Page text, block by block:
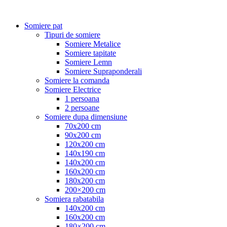
Somiere pat
Tipuri de somiere
Somiere Metalice
Somiere tapitate
Somiere Lemn
Somiere Supraponderali
Somiere la comanda
Somiere Electrice
1 persoana
2 persoane
Somiere dupa dimensiune
70x200 cm
90x200 cm
120x200 cm
140x190 cm
140x200 cm
160x200 cm
180x200 cm
200×200 cm
Somiera rabatabila
140x200 cm
160x200 cm